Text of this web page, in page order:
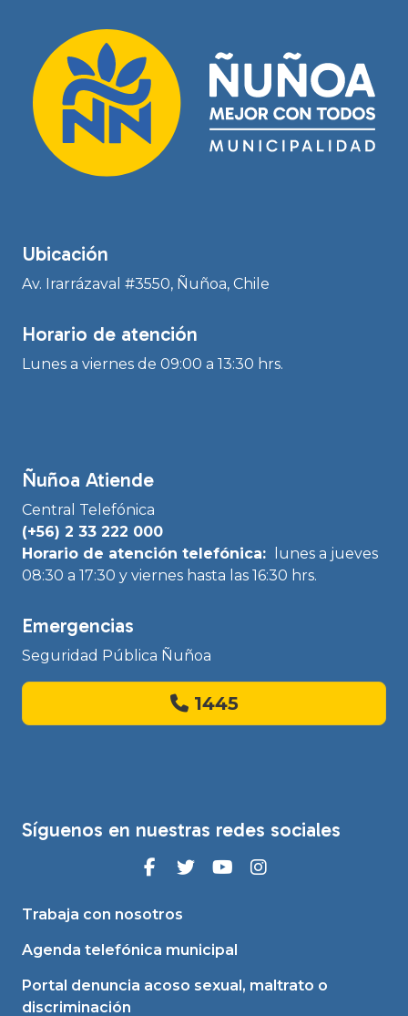
Ubicación
Av. Irarrázaval #3550, Ñuñoa, Chile
Horario de atención
Lunes a viernes de 09:00 a 13:30 hrs.
Ñuñoa Atiende
Central Telefónica
(+56) 2 33 222 000
Horario de atención telefónica:
lunes a jueves
08:30 a 17:30 y viernes hasta las 16:30 hrs.
Emergencias
Seguridad Pública Ñuñoa
1445
Síguenos en nuestras redes sociales
Trabaja con nosotros
Agenda telefónica municipal
Portal denuncia acoso sexual, maltrato o
discriminación